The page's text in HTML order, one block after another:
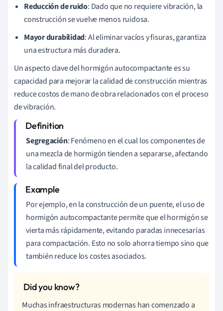
Reducción de ruido: Dado que no requiere vibración, la
construcción se vuelve menos ruidosa.
Mayor durabilidad: Al eliminar vacíos y fisuras, garantiza
una estructura más duradera.
Un aspecto clave del hormigón autocompactante es su
capacidad para mejorar la calidad de construcción mientras
reduce costos de mano de obra relacionados con el proceso
de vibración.
Segregación: Fenómeno en el cual los componentes de
una mezcla de hormigón tienden a separarse, afectando
la calidad final del producto.
Por ejemplo, en la construcción de un puente, el uso de
hormigón autocompactante permite que el hormigón se
vierta más rápidamente, evitando paradas innecesarias
para compactación. Esto no solo ahorra tiempo sino que
también reduce los costes asociados.
Muchas infraestructuras modernas han comenzado a